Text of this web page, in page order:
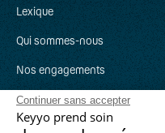
Continuer sans accepter
Keyyo prend soin
Lexique
Qui sommes-nous
Nos engagements
Recrutement
Parrainage